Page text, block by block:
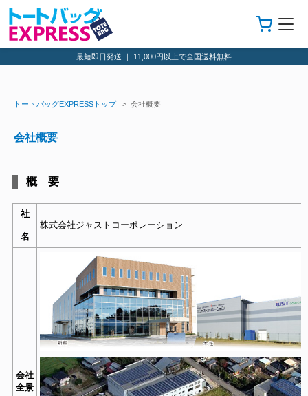
最短即日発送 ｜ 11,000円以上で全国送料無料
トートバッグEXPRESSトップ > 会社概要
会社概要